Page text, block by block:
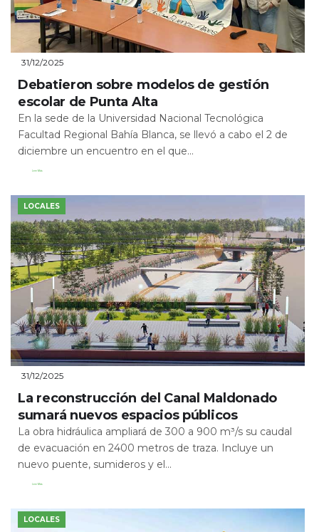
31/12/2025
Debatieron sobre modelos de gestión
escolar de Punta Alta
En la sede de la Universidad Nacional Tecnológica
Facultad Regional Bahía Blanca, se llevó a cabo el 2 de
diciembre un encuentro en el que...
Leer Más
LOCALES
31/12/2025
La reconstrucción del Canal Maldonado
sumará nuevos espacios públicos
La obra hidráulica ampliará de 300 a 900 m³/s su caudal
de evacuación en 2400 metros de traza. Incluye un
nuevo puente, sumideros y el...
Leer Más
LOCALES